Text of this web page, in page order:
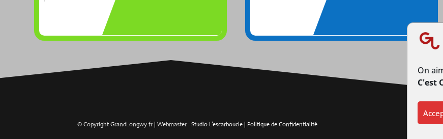
On
C'est
© Copyright GrandLongwy.fr | Webmaster :Studio L’escarboucle | Politique de Confidentialité